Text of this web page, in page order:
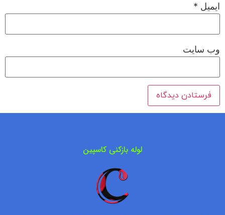
ایمیل *
وب‌ سایت
لوله بازکنی کاسپین